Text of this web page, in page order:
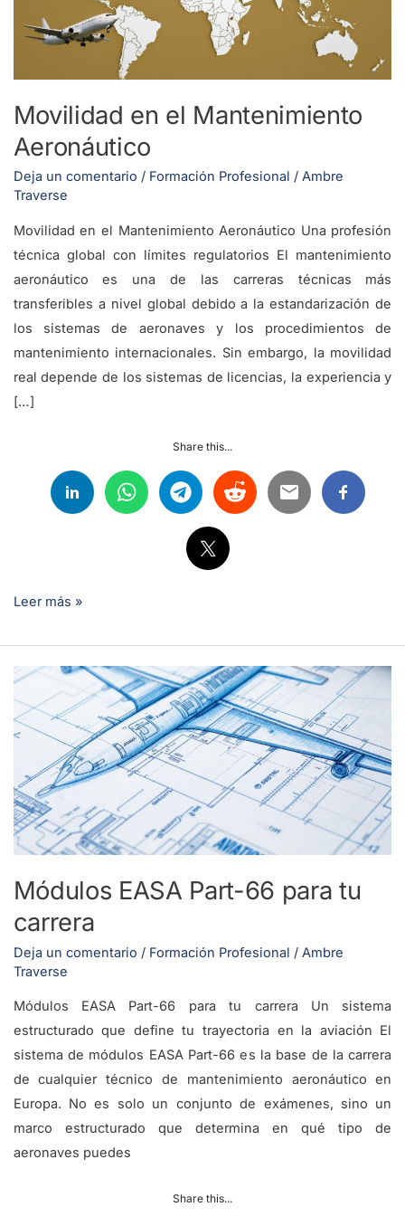
Movilidad en el Mantenimiento
Aeronáutico
Deja un comentario / Formación Profesional / Ambre
Traverse
Movilidad en el Mantenimiento Aeronáutico Una profesión
técnica global con límites regulatorios El mantenimiento
aeronáutico es una de las carreras técnicas más
transferibles a nivel global debido a la estandarización de
los sistemas de aeronaves y los procedimientos de
mantenimiento internacionales. Sin embargo, la movilidad
real depende de los sistemas de licencias, la experiencia y
[…]
Share this...
Leer más »
Módulos EASA Part-66 para tu
carrera
Deja un comentario / Formación Profesional / Ambre
Traverse
Módulos EASA Part-66 para tu carrera Un sistema
estructurado que define tu trayectoria en la aviación El
sistema de módulos EASA Part-66 es la base de la carrera
de cualquier técnico de mantenimiento aeronáutico en
Europa. No es solo un conjunto de exámenes, sino un
marco estructurado que determina en qué tipo de
aeronaves puedes
Share this...
Módulos
EASA
Part-
para
tu
carrera